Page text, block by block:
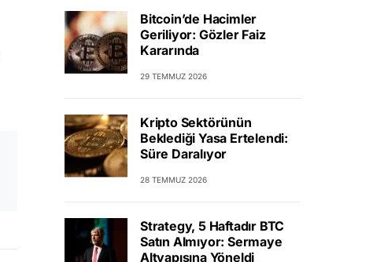
Bitcoin’de Hacimler
Geriliyor: Gözler Faiz
Kararında
29 TEMMUZ 2026
Kripto Sektörünün
Beklediği Yasa Ertelendi:
Süre Daralıyor
28 TEMMUZ 2026
Strategy, 5 Haftadır BTC
Satın Almıyor: Sermaye
Altyapısına Yöneldi